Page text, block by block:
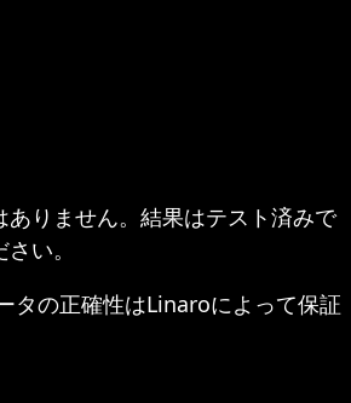
りません。結果はテスト済みで
い。
タの正確性はLinaroによって保証